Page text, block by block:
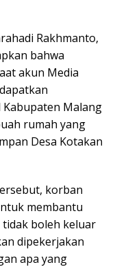
Rakhmanto,
bahwa
akun Media
Kabupaten Malang
rumah yang
Desa Kotakan
korban
membantu
boleh keluar
dipekerjakan
apa yang